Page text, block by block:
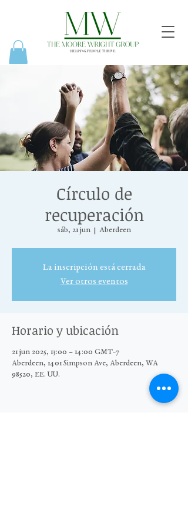
Círculo de
recuperación
sáb, 21 jun
  |
Aberdeen
La inscripción está cerrada
Ver otros eventos
Horario y ubicación
21 jun 2025, 13:00 – 14:00 GMT-7
Aberdeen, 1401 Simpson Ave, Aberdeen, WA
98520, EE. UU.